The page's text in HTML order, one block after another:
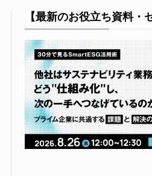
【最新のお役立ち資料・